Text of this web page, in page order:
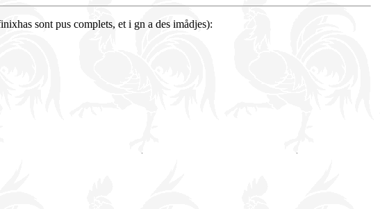
sont pus complets, et i gn a des imådjes):